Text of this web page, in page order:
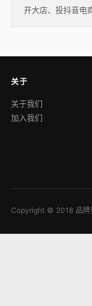
开大店、投抖音电
关于
关于我们
加入我们
Copyright © 2018 品牌